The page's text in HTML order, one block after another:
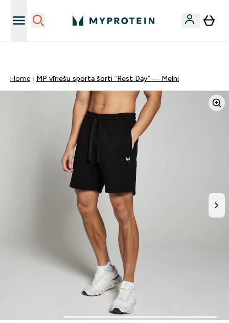
Home MP vīriešu sporta šorti “Rest Day” — Melni